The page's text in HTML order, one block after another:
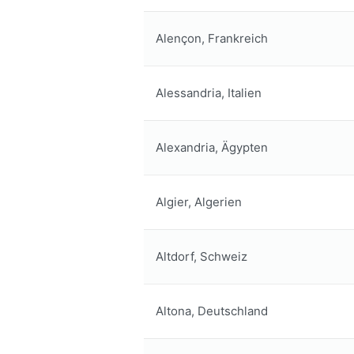
Alençon, Frankreich
Alessandria, Italien
Alexandria, Ägypten
Algier, Algerien
Altdorf, Schweiz
Altona, Deutschland